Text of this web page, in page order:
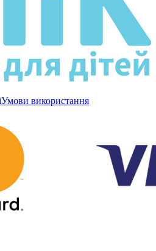
Умови використання